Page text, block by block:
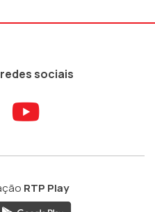
sociais
ao ao
Aceder
RTP Play